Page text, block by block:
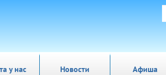
у нас Новости Афиша